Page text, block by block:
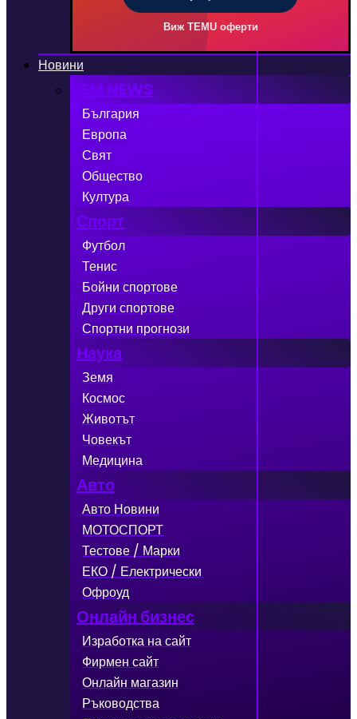
Виж TEMU оферти
Новини
iEM NEWS
България
Европа
Свят
Общество
Култура
Спорт
Футбол
Тенис
Бойни спортове
Други спортове
Спортни прогнози
Наука
Земя
Космос
Животът
Човекът
Медицина
Авто
Авто Новини
МОТОСПОРТ
Тестове / Марки
ЕКО / Електрически
Офроуд
Онлайн бизнес
Изработка на сайт
Фирмен сайт
Онлайн магазин
Ръководства